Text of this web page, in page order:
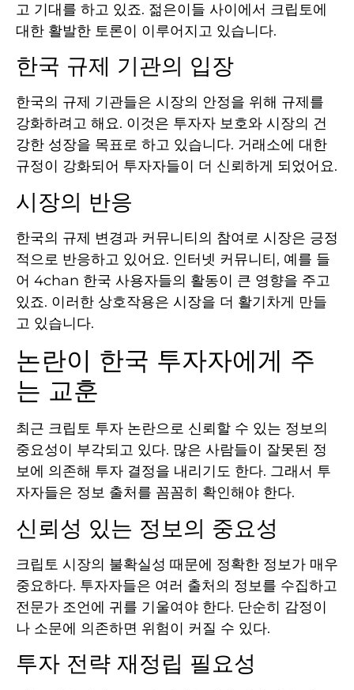
고 기대를 하고 있죠. 젊은이들 사이에서 크립토에
대한 활발한 토론이 이루어지고 있습니다.
한국 규제 기관의 입장
한국의 규제 기관들은 시장의 안정을 위해 규제를
강화하려고 해요. 이것은 투자자 보호와 시장의 건
강한 성장을 목표로 하고 있습니다. 거래소에 대한
규정이 강화되어 투자자들이 더 신뢰하게 되었어요.
시장의 반응
한국의 규제 변경과 커뮤니티의 참여로 시장은 긍정
적으로 반응하고 있어요. 인터넷 커뮤니티, 예를 들
어 4chan 한국 사용자들의 활동이 큰 영향을 주고
있죠. 이러한 상호작용은 시장을 더 활기차게 만들
고 있습니다.
논란이 한국 투자자에게 주
는 교훈
최근 크립토 투자 논란으로 신뢰할 수 있는 정보의
중요성이 부각되고 있다. 많은 사람들이 잘못된 정
보에 의존해 투자 결정을 내리기도 한다. 그래서 투
자자들은 정보 출처를 꼼꼼히 확인해야 한다.
신뢰성 있는 정보의 중요성
크립토 시장의 불확실성 때문에 정확한 정보가 매우
중요하다. 투자자들은 여러 출처의 정보를 수집하고
전문가 조언에 귀를 기울여야 한다. 단순히 감정이
나 소문에 의존하면 위험이 커질 수 있다.
투자 전략 재정립 필요성